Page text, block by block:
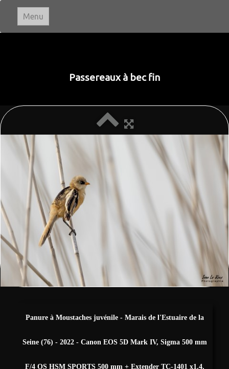
Menu
Portraits
Animaux
Macro & Proxi
Fleurs
Sports
Passereaux à bec fin
Panure à Moustaches juvénile - Marais de l'Estuaire de la
Seine (76) - 2022 - Canon EOS 5D Mark IV, Sigma 500 mm
F/4 OS HSM SPORTS 500 mm + Extender TC-1401 x1.4,